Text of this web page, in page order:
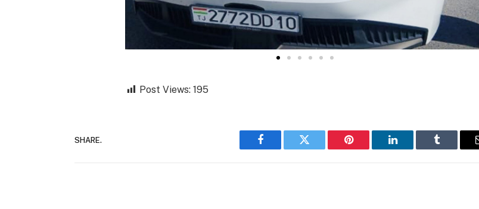
Post Views: 195
SHARE.
Facebook Twitter Pinterest LinkedIn Tumblr